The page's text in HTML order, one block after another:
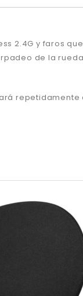
2.4G y faros
de la